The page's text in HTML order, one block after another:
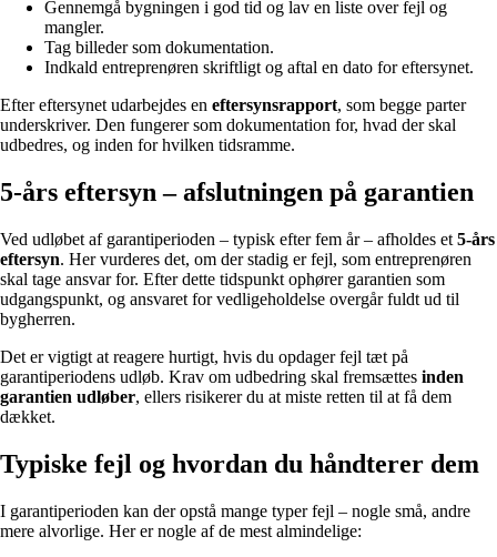
Gennemgå bygningen i god tid og lav en liste over fejl og
mangler.
Tag billeder som dokumentation.
Indkald entreprenøren skriftligt og aftal en dato for eftersynet.
Efter eftersynet udarbejdes en eftersynsrapport, som begge parter
underskriver. Den fungerer som dokumentation for, hvad der skal
udbedres, og inden for hvilken tidsramme.
5-års eftersyn – afslutningen på garantien
Ved udløbet af garantiperioden – typisk efter fem år – afholdes et 5-års
eftersyn. Her vurderes det, om der stadig er fejl, som entreprenøren
skal tage ansvar for. Efter dette tidspunkt ophører garantien som
udgangspunkt, og ansvaret for vedligeholdelse overgår fuldt ud til
bygherren.
Det er vigtigt at reagere hurtigt, hvis du opdager fejl tæt på
garantiperiodens udløb. Krav om udbedring skal fremsættes inden
garantien udløber, ellers risikerer du at miste retten til at få dem
dækket.
Typiske fejl og hvordan du håndterer dem
I garantiperioden kan der opstå mange typer fejl – nogle små, andre
mere alvorlige. Her er nogle af de mest almindelige: